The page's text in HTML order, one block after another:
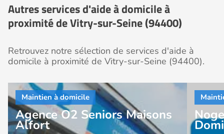
Autres services d'aide à domicile à
proximité de Vitry-sur-Seine (94400)
Retrouvez notre sélection de services d'aide à
domicile à proximité de Vitry-sur-Seine (94400).
Agence O2 Seniors Maisons
Alfort